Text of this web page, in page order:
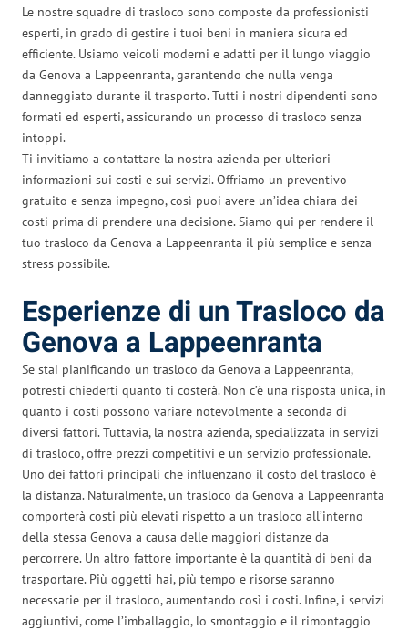
Le nostre squadre di trasloco sono composte da professionisti
esperti, in grado di gestire i tuoi beni in maniera sicura ed
efficiente. Usiamo veicoli moderni e adatti per il lungo viaggio
da Genova a Lappeenranta, garantendo che nulla venga
danneggiato durante il trasporto. Tutti i nostri dipendenti sono
formati ed esperti, assicurando un processo di trasloco senza
intoppi.
Ti invitiamo a contattare la nostra azienda per ulteriori
informazioni sui costi e sui servizi. Offriamo un preventivo
gratuito e senza impegno, così puoi avere un’idea chiara dei
costi prima di prendere una decisione. Siamo qui per rendere il
tuo trasloco da Genova a Lappeenranta il più semplice e senza
stress possibile.
Esperienze di un Trasloco da
Genova a Lappeenranta
Se stai pianificando un trasloco da Genova a Lappeenranta,
potresti chiederti quanto ti costerà. Non c’è una risposta unica, in
quanto i costi possono variare notevolmente a seconda di
diversi fattori. Tuttavia, la nostra azienda, specializzata in servizi
di trasloco, offre prezzi competitivi e un servizio professionale.
Uno dei fattori principali che influenzano il costo del trasloco è
la distanza. Naturalmente, un trasloco da Genova a Lappeenranta
comporterà costi più elevati rispetto a un trasloco all’interno
della stessa Genova a causa delle maggiori distanze da
percorrere. Un altro fattore importante è la quantità di beni da
trasportare. Più oggetti hai, più tempo e risorse saranno
necessarie per il trasloco, aumentando così i costi. Infine, i servizi
aggiuntivi, come l’imballaggio, lo smontaggio e il rimontaggio